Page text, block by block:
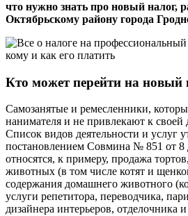
что нужно знать про новый налог,
Октябрьскому району города
Кто может перейти на новый
Самозанятые и ремесленники,
нанимателя и не привлекают к своей
Список видов деятельности и услуг
постановлением Совмина № 851 от 8
относятся, к примеру, продажа
животных (в том числе котят и
содержания домашнего животного
услуги репетитора, переводчика,
дизайнера интерьеров, отделочника